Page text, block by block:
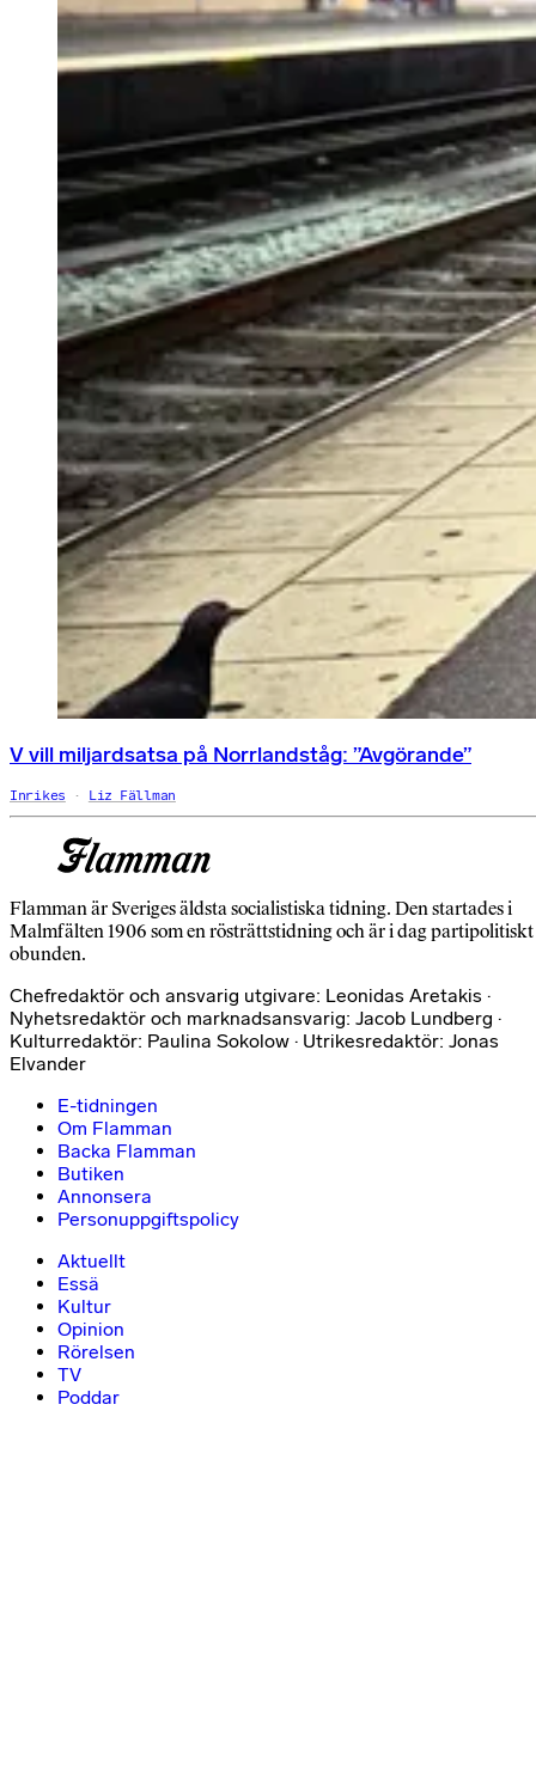
V vill miljardsatsa på Norrlandståg: ”Avgörande”
Inrikes Liz Fällman
Flamman är Sveriges äldsta socialistiska tidning. Den startades i
Malmfälten 1906 som en rösträttstidning och är i dag partipolitiskt
obunden.
Chefredaktör och ansvarig utgivare: Leonidas Aretakis ·
Nyhetsredaktör och marknadsansvarig: Jacob Lundberg ·
Kulturredaktör: Paulina Sokolow · Utrikesredaktör: Jonas
Elvander
E-tidningen
Om Flamman
Backa Flamman
Butiken
Annonsera
Personuppgiftspolicy
Aktuellt
Essä
Kultur
Opinion
Rörelsen
TV
Poddar